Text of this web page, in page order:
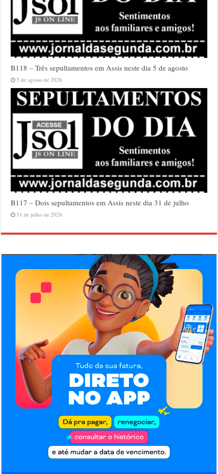
B118 – Três sepultamentos em Assis neste dia 5 de agosto
5 de agosto de 2026
B117 – Dois sepultamentos em Assis neste dia 31 de julho
31 de julho de 2026